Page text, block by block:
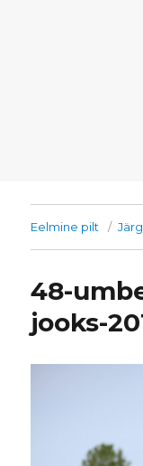
Eelmine pilt
48-
jooks-